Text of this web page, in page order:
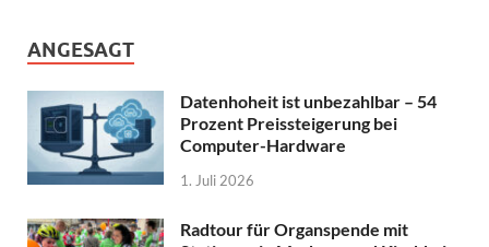
ANGESAGT
Datenhoheit ist unbezahlbar – 54
Prozent Preissteigerung bei
Computer-Hardware
1. Juli 2026
Radtour für Organspende mit